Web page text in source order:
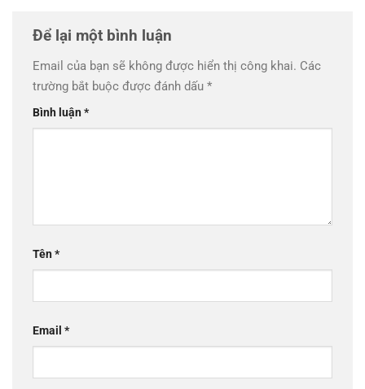
Để lại một bình luận
Email của bạn sẽ không được hiển thị công khai. Các
trường bắt buộc được đánh dấu *
Bình luận*
Tên*
Email *